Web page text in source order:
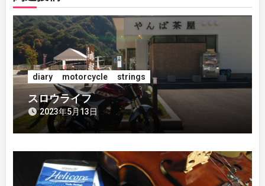
ー
シ
ョ
ン
diary motorcycle strings
スロウライフ
2023年5月13日